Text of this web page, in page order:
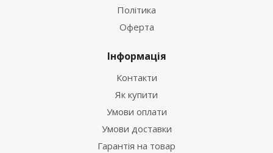
Політика
Оферта
Інформація
Контакти
Як купити
Умови оплати
Умови доставки
Гарантія на товар